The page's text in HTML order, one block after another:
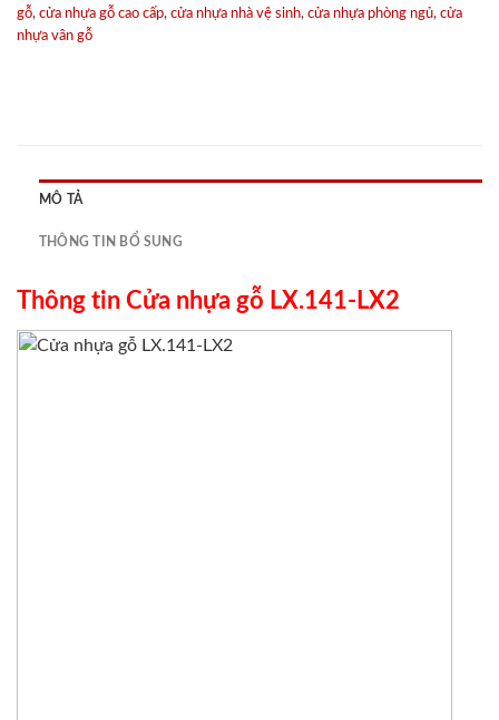
gỗ, cửa nhựa gỗ cao cấp, cửa nhựa nhà vệ sinh, cửa nhựa phòng ngủ, cửa
nhựa vân gỗ
MÔ TẢ
THÔNG TIN BỔ SUNG
Thông tin Cửa nhựa gỗ LX.141-LX2